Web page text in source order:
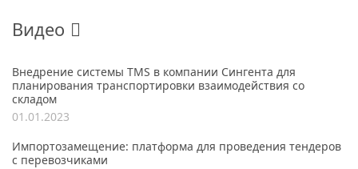
Видео
Внедрение системы TMS в компании Сингента для
планирования транспортировки взаимодействия со
складом
01.01.2023
Импортозамещение: платформа для проведения тендеров
с перевозчиками